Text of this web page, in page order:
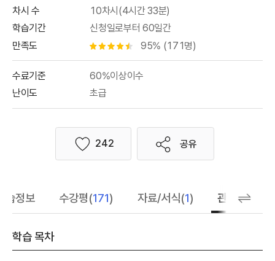
차시 수
10차시(4시간 33분)
학습기간
신청일로부터 60일간
만족도
별점 4.5개 95% (171명)
수료기준
60%이상이수
난이도
초급
좋아요
242 공유
습정보 수강평(171) 자료/서식(1) 관련 추천 학
학습 목차